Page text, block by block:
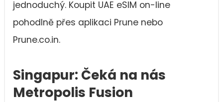
jednoduchý. Koupit UAE eSIM on-line
pohodlně přes aplikaci Prune nebo
Prune.co.in.
Singapur: Čeká na nás
Metropolis Fusion